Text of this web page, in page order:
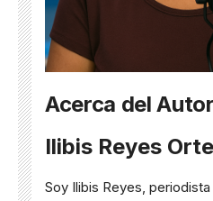
Acerca del Autor
Ilibis Reyes
Soy Ilibis Reyes,